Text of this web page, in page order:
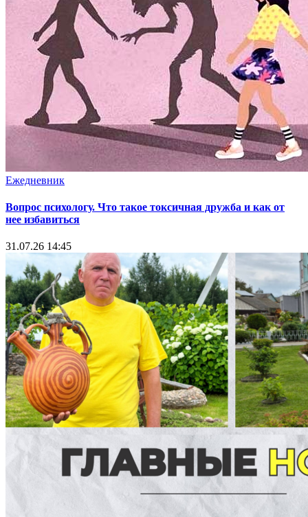
Ежедневник
Вопрос психологу. Что такое токсичная дружба и как от
нее избавиться
31.07.26 14:45